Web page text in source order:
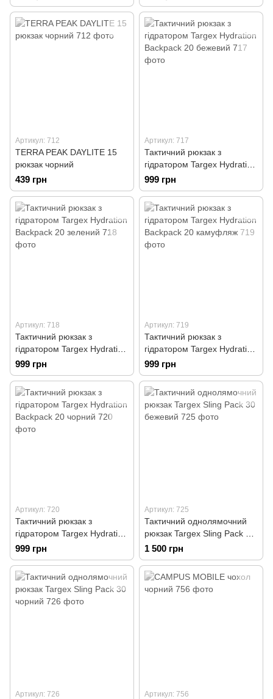
Артикул: 712
TERRA PEAK DAYLITE 15
рюкзак чорний
439 грн
Артикул: 717
Тактичний рюкзак з
гідратором Targex Hydration
Backpack 20 бежевий
999 грн
Артикул: 718
Тактичний рюкзак з
гідратором Targex Hydration
Backpack 20 зелений
999 грн
Артикул: 719
Тактичний рюкзак з
гідратором Targex Hydration
Backpack 20 камуфляж
999 грн
Артикул: 720
Тактичний рюкзак з
гідратором Targex Hydration
Backpack 20 чорний
999 грн
Артикул: 725
Тактичний однолямочний
рюкзак Targex Sling Pack 30
бежевий
1 500 грн
Артикул: 726 Артикул: 756